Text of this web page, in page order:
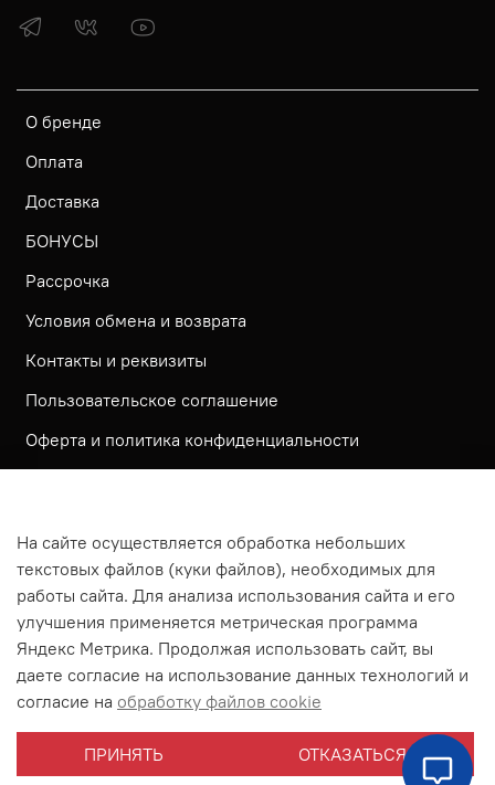
О бренде
Оплата
Доставка
БОНУСЫ
Рассрочка
Условия обмена и возврата
Контакты и реквизиты
Пользовательское соглашение
Оферта и политика конфиденциальности
Согласие посетителя сайта на обработку
персональных данных
На сайте используется метрическая система ЯНДЕКС
МЕТРИКА
На сайте применяются рекомендательные технологии
Согласие на получение рассылки рекламно-
информационных материалов
На сайте осуществляется обработка небольших
текстовых файлов (куки файлов), необходимых для
работы сайта. Для анализа использования сайта и его
улучшения применяется метрическая программа
Яндекс Метрика. Продолжая использовать сайт, вы
даете согласие на использование данных технологий и
согласие на обработку файлов cookie
ПРИНЯТЬ ОТКАЗАТЬСЯ